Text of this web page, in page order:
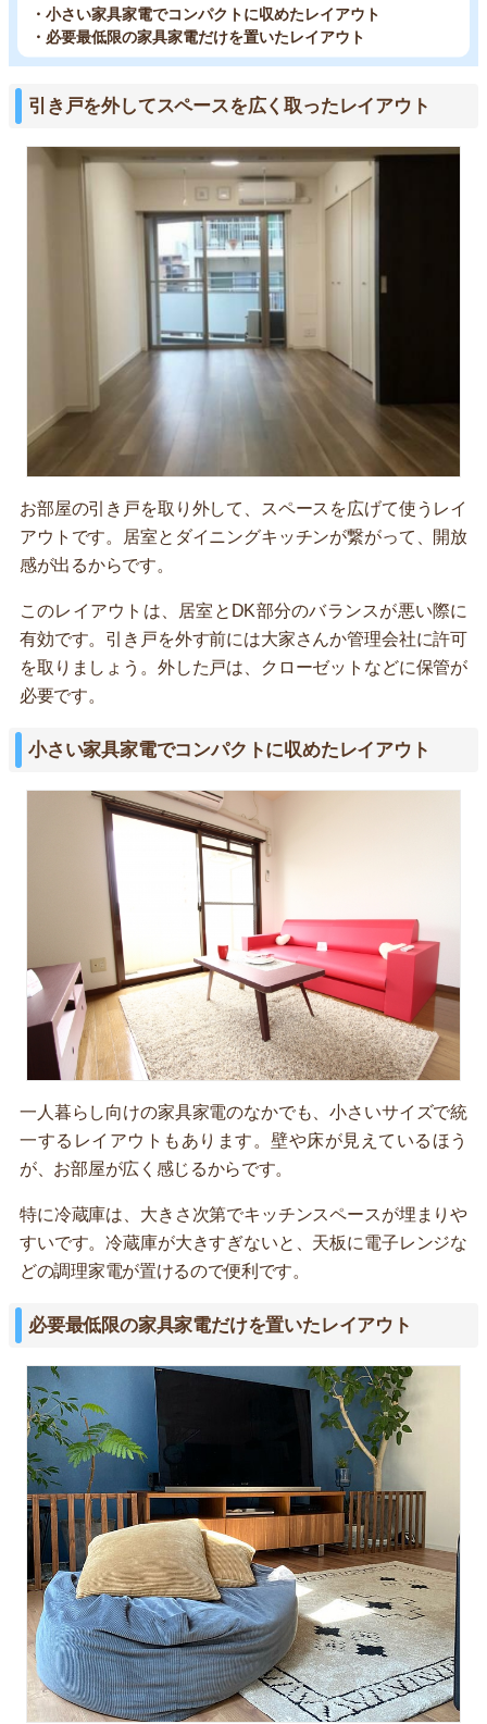
・小さい家具家電でコンパクトに収めたレイアウト
・必要最低限の家具家電だけを置いたレイアウト
引き戸を外してスペースを広く取ったレイアウト
お部屋の引き戸を取り外して、スペースを広げて使うレイ
アウトです。居室とダイニングキッチンが繋がって、開放
感が出るからです。
このレイアウトは、居室とDK部分のバランスが悪い際に
有効です。引き戸を外す前には大家さんか管理会社に許可
を取りましょう。外した戸は、クローゼットなどに保管が
必要です。
小さい家具家電でコンパクトに収めたレイアウト
一人暮らし向けの家具家電のなかでも、小さいサイズで統
一するレイアウトもあります。壁や床が見えているほう
が、お部屋が広く感じるからです。
特に冷蔵庫は、大きさ次第でキッチンスペースが埋まりや
すいです。冷蔵庫が大きすぎないと、天板に電子レンジな
どの調理家電が置けるので便利です。
必要最低限の家具家電だけを置いたレイアウト